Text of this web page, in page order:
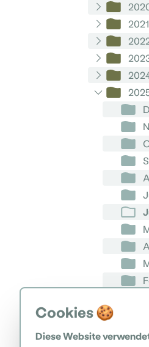
Cookies 🍪
Diese Website
2021
Geschichte